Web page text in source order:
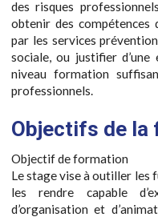
des risques
obtenir des compétences
par les services
sociale, ou justifier d’une
niveau formation
professionnels.
Objectifs de la
Objectif de formation
Le stage vise à outiller les
les rendre capable
d’organisation et